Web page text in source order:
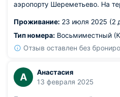
аэропорту Шереметьево. На
Проживание: 23 июля 2025 (2
Тип номера: Восьмиместный
Отзыв оставлен без
А
Анастасия
13 февраля 2025